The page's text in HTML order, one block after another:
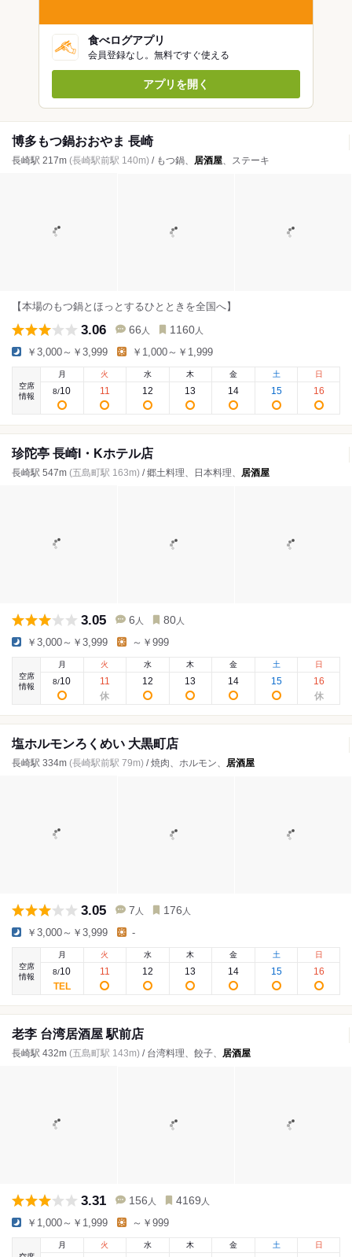
食べログアプリ
会員登録なし。無料ですぐ使える
アプリを開く
博多もつ鍋おおやま 長崎
長崎駅 217m (長崎駅前駅 140m) / もつ鍋、 居酒屋、ステーキ
【本場のもつ鍋とほっとするひとときを全国へ】
3.06 66 人 1160 人
￥3,000～￥3,999 ￥1,000～￥1,999
空席
情報
月
8/10
火
11
水
12
木
13
金
14
土
15
日
16
珍陀亭 長崎I・Kホテル店
長崎駅 547m (五島町駅 163m) / 郷土料理、日本料理、 居酒屋
3.05 6 人 80 人
￥3,000～￥3,999 ～￥999
空席
情報
月
8/10
火
11
水
12
木
13
金
14
土
15
日
16
塩ホルモンろくめい 大黒町店
長崎駅 334m (長崎駅前駅 79m) / 焼肉、ホルモン、 居酒屋
3.05 7 人 176 人
￥3,000～￥3,999 -
空席
情報
月
8/10
火
11
水
12
木
13
金
14
土
15
日
16
老李 台湾居酒屋 駅前店
長崎駅 432m (五島町駅 143m) / 台湾料理、餃子、 居酒屋
3.31 156 人 4169 人
￥1,000～￥1,999 ～￥999
月 火 水 木 金 土 日